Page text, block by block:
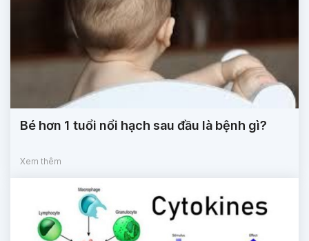
Bé hơn 1 tuổi nổi hạch sau đầu là bệnh gì?
Xem thêm